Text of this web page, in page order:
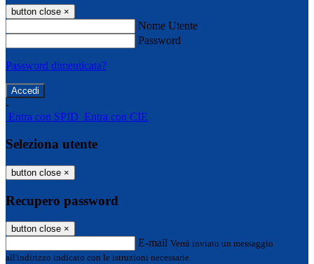
button close ×
Nome Utente
Password
Password dimenticata?
-
Entra con SPID Entra con CIE
Seleziona utente
button close ×
Recupero password
button close ×
E-mail Verrà inviato un messaggio
all'indirizzo indicato con le istruzioni necessarie.